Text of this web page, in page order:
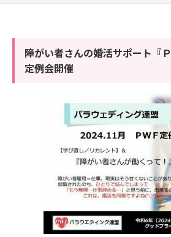
障がい者さんの婚活サポート『
定例会開催